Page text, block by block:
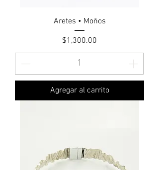
Aretes • Moños
Precio
$1,300.00
Agregar al carrito